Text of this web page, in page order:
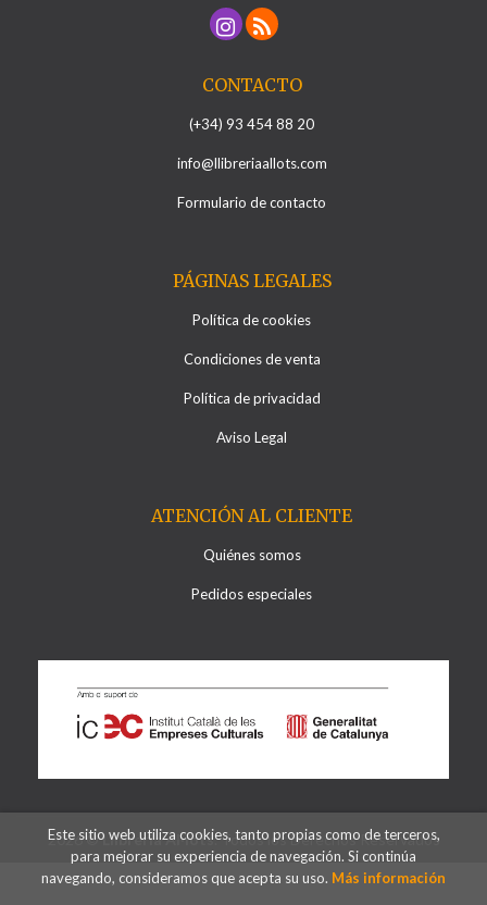
CONTACTO
(+34) 93 454 88 20
info@llibreriaallots.com
Formulario de contacto
PÁGINAS LEGALES
Política de cookies
Condiciones de venta
Política de privacidad
Aviso Legal
ATENCIÓN AL CLIENTE
Quiénes somos
Pedidos especiales
2026 ©Llibreria Al·lots. Todos los Derechos Reservados
Este sitio web utiliza cookies, tanto propias como de terceros,
para mejorar su experiencia de navegación. Si continúa
navegando, consideramos que acepta su uso. Más información